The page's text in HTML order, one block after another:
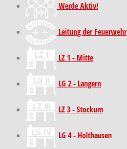
Werde Aktiv!
Leitung der Feuerwehr
LZ 1 - Mitte
LG 2 - Langern
LZ 3 - Stockum
LG 4 - Holthausen